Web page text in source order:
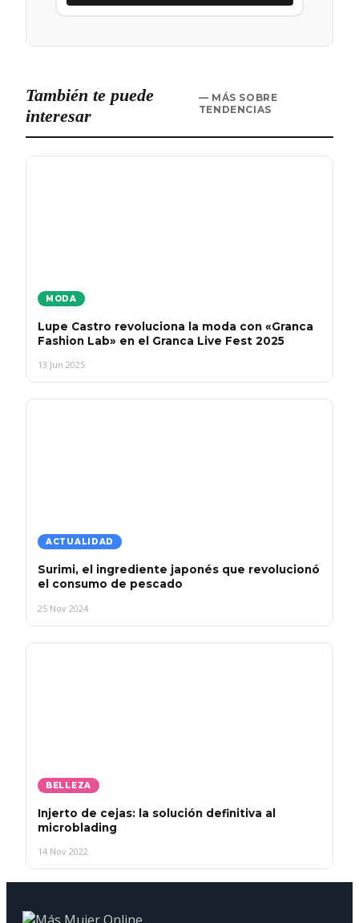
También te puede
interesar
— MÁS SOBRE
TENDENCIAS
MODA
Lupe Castro revoluciona la moda con «Granca
Fashion Lab» en el Granca Live Fest 2025
13 Jun 2025
ACTUALIDAD
Surimi, el ingrediente japonés que revolucionó
el consumo de pescado
25 Nov 2024
BELLEZA
Injerto de cejas: la solución definitiva al
microblading
14 Nov 2022